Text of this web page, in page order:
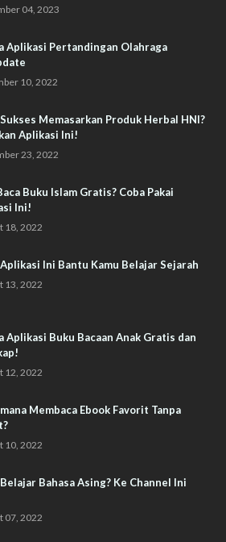
04, 2023
Aplikasi Pertandingan Olahraga
10, 2022
Memasarkan Produk Herbal HNI?
Aplikasi Ini!
23, 2022
Buku Islam Gratis? Coba Pakai
Ini!
18, 2022
Ini Bantu Kamu Belajar Sejarah
13, 2022
Aplikasi Buku Bacaan Anak Gratis dan
12, 2022
Membaca Ebook Favorit Tanpa
10, 2022
Bahasa Asing? Ke Channel Ini
07, 2022